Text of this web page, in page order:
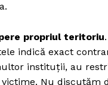
propriul teritoriu
indică exact
instituții, au
Nu discutăm